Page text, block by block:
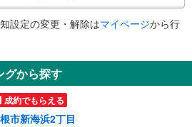
設定の変更・解除はマイページから行
グから探す
成約でもらえる
市新海浜2丁目